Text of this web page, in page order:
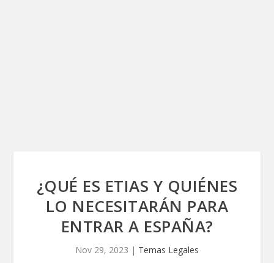
¿QUÉ ES ETIAS Y QUIÉNES
LO NECESITARÁN PARA
ENTRAR A ESPAÑA?
Nov 29, 2023 | Temas Legales